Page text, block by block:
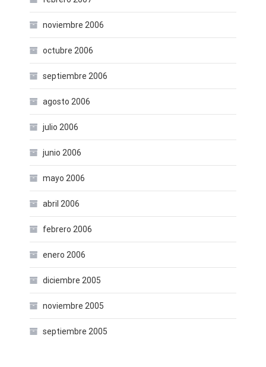
noviembre 2006
octubre 2006
septiembre 2006
agosto 2006
julio 2006
junio 2006
mayo 2006
abril 2006
febrero 2006
enero 2006
diciembre 2005
noviembre 2005
septiembre 2005